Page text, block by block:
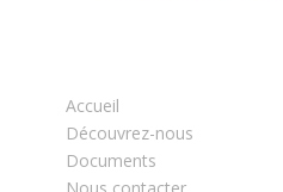
Accueil
Découvrez-nous
Documents